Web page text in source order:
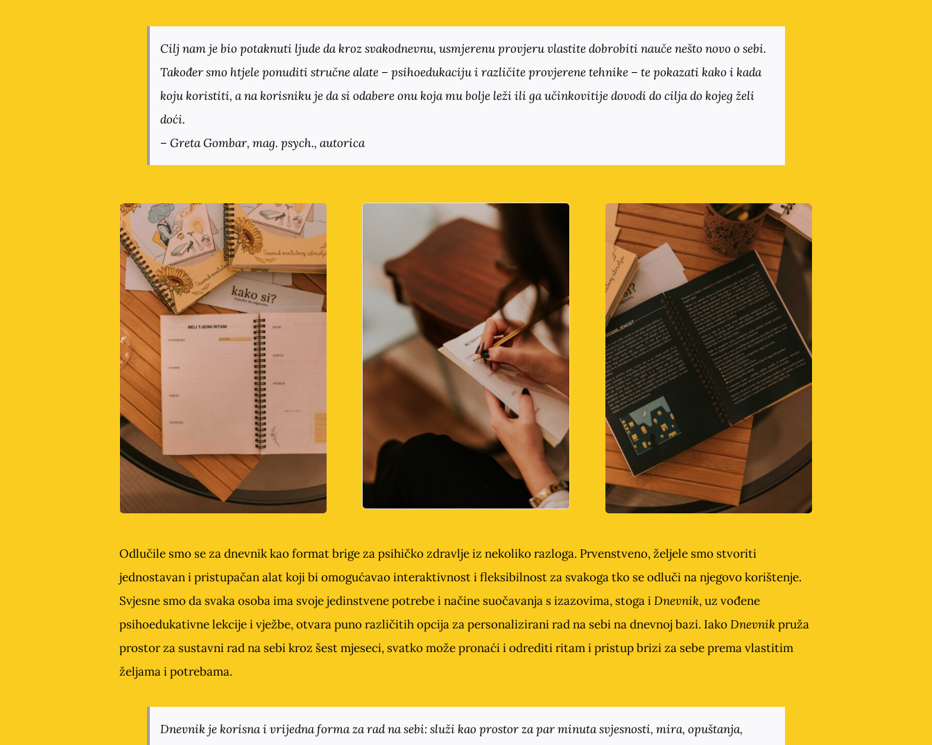
Cilj nam je bio potaknuti ljude da kroz svakodnevnu, usmjerenu provjeru vlastite dobrobiti nauče nešto novo o sebi.
Također smo htjele ponuditi stručne alate – psihoedukaciju i različite provjerene tehnike – te pokazati kako i kada
koju koristiti, a na korisniku je da si odabere onu koja mu bolje leži ili ga učinkovitije dovodi do cilja do kojeg želi
doći.
– Greta Gombar, mag. psych., autorica
Odlučile smo se za dnevnik kao format brige za psihičko zdravlje iz nekoliko razloga. Prvenstveno, željele smo stvoriti
jednostavan i pristupačan alat koji bi omogućavao interaktivnost i fleksibilnost za svakoga tko se odluči na njegovo korištenje.
Svjesne smo da svaka osoba ima svoje jedinstvene potrebe i načine suočavanja s izazovima, stoga iDnevnik, uz vođene
psihoedukativne lekcije i vježbe, otvara puno različitih opcija za personalizirani rad na sebi na dnevnoj bazi. IakoDnevnikpruža
prostor za sustavni rad na sebi kroz šest mjeseci, svatko može pronaći i odrediti ritam i pristup brizi za sebe prema vlastitim
željama i potrebama.
Dnevnik je korisna i vrijedna forma za rad na sebi: služi kao prostor za par minuta svjesnosti, mira, opuštanja,